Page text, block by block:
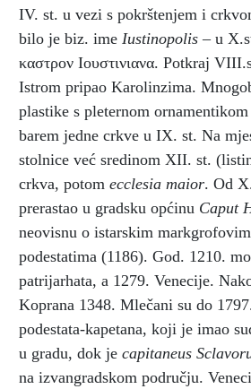
IV. st. u vezi s pokrštenjem i
bilo je biz. ime Iustinopolis – u
καστρον Іουστινιανα. Potkraj
Istrom pripao Karolinzima.
plastike s pleternom
barem jedne crkve u IX. st. Na
stolnice već sredinom XII. st.
crkva, potom ecclesia maior. Od
prerastao u gradsku općinu Caput
neovisnu o istarskim
podestatima (1186). God. 1210.
patrijarhata, a 1279. Venecije.
Koprana 1348. Mlečani su do
podestata-kapetana, koji je imao
u gradu, dok je capitaneus
na izvangradskom području.